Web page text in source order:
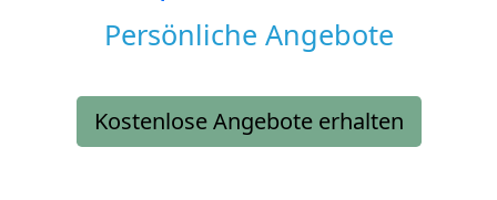
Persönliche Angebote
Kostenlose Angebote erhalten